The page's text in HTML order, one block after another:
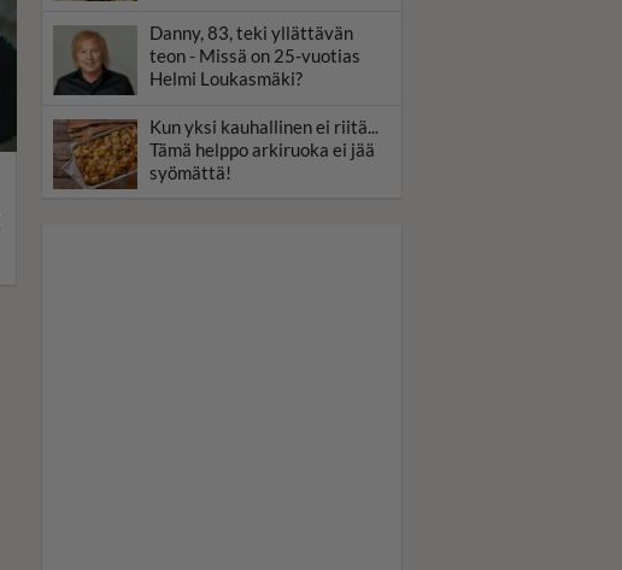
Danny, 83, teki yllättävän
teon - Missä on 25-vuotias
Helmi Loukasmäki?
Kun yksi kauhallinen ei riitä...
Tämä helppo arkiruoka ei jää
syömättä!